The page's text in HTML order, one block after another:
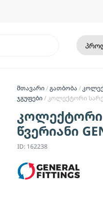
მთავარი/გათბობა /
ჯგუფები/ კოლექტორი
კოლექტორი
წვერიანი
ID: 162238